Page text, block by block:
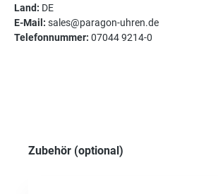
Land: DE
E-Mail: sales@paragon-uhren.de
Telefonnummer: 07044 9214-0
Produktgalerie überspringen
Zubehör (optional)